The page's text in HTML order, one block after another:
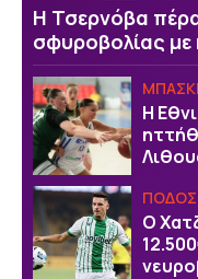
Η Τσερνόβα
σφυροβολίας με
Η
Ο